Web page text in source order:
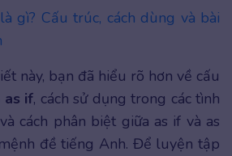
gì? Cấu trúc, cách dùng và bài
này, bạn đã hiểu rõ hơn về cấu
as if, cách sử dụng trong các tình
cách phân biệt giữa as if và as
đề tiếng Anh. Để luyện tập